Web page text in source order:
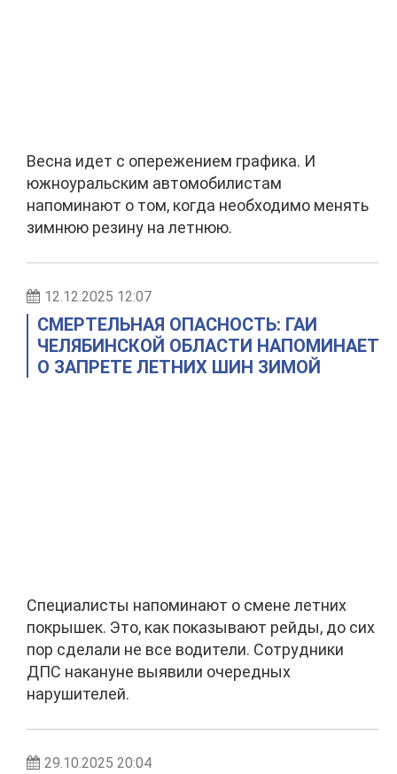
Весна идет с опережением графика. И
южноуральским автомобилистам
напоминают о том, когда необходимо менять
зимнюю резину на летнюю.
12.12.2025 12:07
СМЕРТЕЛЬНАЯ ОПАСНОСТЬ: ГАИ
ЧЕЛЯБИНСКОЙ ОБЛАСТИ НАПОМИНАЕТ
О ЗАПРЕТЕ ЛЕТНИХ ШИН ЗИМОЙ
Специалисты напоминают о смене летних
покрышек. Это, как показывают рейды, до сих
пор сделали не все водители. Сотрудники
ДПС накануне выявили очередных
нарушителей.
29.10.2025 20:04